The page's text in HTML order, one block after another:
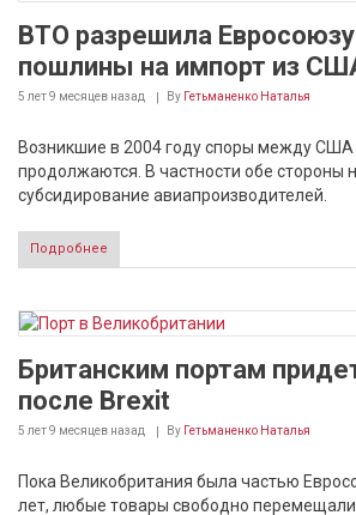
ВТО разрешила
пошлины на импорт из
5 лет 9 месяцев назад By Гетьманенко Наталья
Возникшие в 2004 году споры между
продолжаются. В частности обе стороны
субсидирование авиапроизводителей.
Подробнее
Британским портам
после Brexit
5 лет 9 месяцев назад By Гетьманенко Наталья
Пока Великобритания была частью
лет, любые товары свободно